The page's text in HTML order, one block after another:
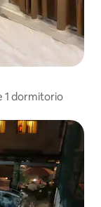
1 dormitorio